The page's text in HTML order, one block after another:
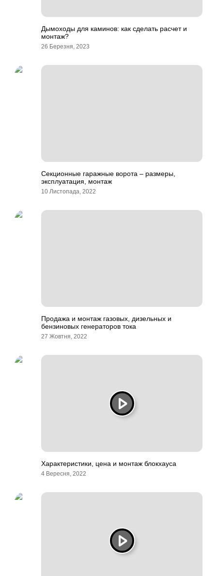
Дымоходы для каминов: как сделать расчет и
монтаж?
26 Березня, 2023
Секционные гаражные ворота – размеры,
эксплуатация, монтаж
10 Листопада, 2022
Продажа и монтаж газовых, дизельных и
бензиновых генераторов тока
27 Жовтня, 2022
Характеристики, цена и монтаж блокхауса
4 Вересня, 2022